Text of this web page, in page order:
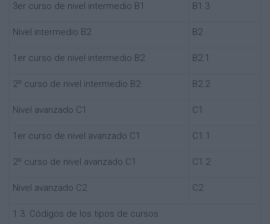
3er curso de nivel intermedio B1 B1.3
Nivel intermedio B2 B2
1er curso de nivel intermedio B2 B2.1
2º curso de nivel intermedio B2 B2.2
Nivel avanzado C1 C1
1er curso de nivel avanzado C1 C1.1
2º curso de nivel avanzado C1 C1.2
Nivel avanzado C2 C2
1.3. Códigos de los tipos de cursos